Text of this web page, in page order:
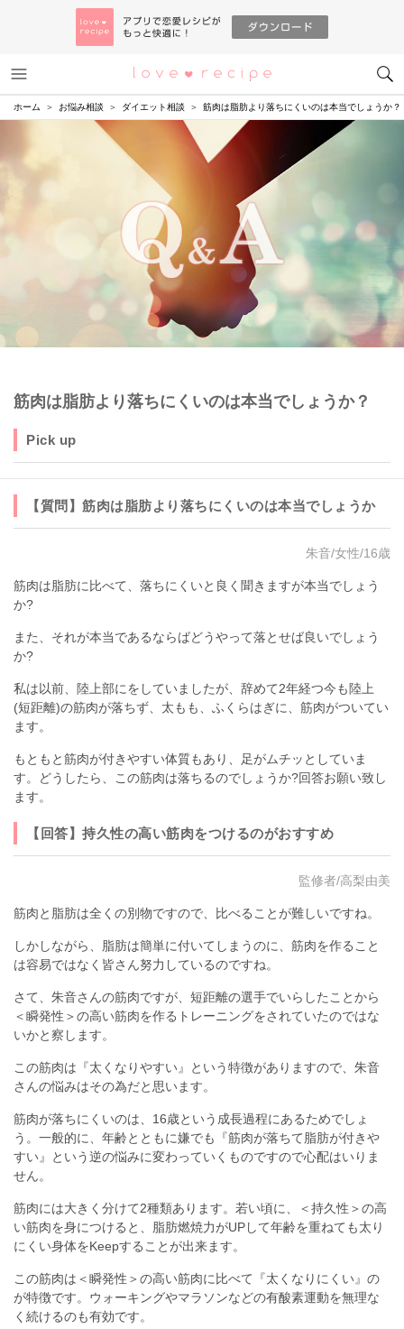
恋愛レシピ
ホーム お悩み相談 ダイエット相談 筋肉は脂肪より落ちにくいのは本当でしょうか？
筋肉は脂肪より落ちにくいのは本当でしょうか？
Pick up
【質問】筋肉は脂肪より落ちにくいのは本当でしょうか
朱音/女性/16歳
筋肉は脂肪に比べて、落ちにくいと良く聞きますが本当でしょう
か?
また、それが本当であるならばどうやって落とせば良いでしょう
か?
私は以前、陸上部にをしていましたが、辞めて2年経つ今も陸上
(短距離)の筋肉が落ちず、太もも、ふくらはぎに、筋肉がついてい
ます。
もともと筋肉が付きやすい体質もあり、足がムチッとしていま
す。どうしたら、この筋肉は落ちるのでしょうか?回答お願い致し
ます。
【回答】持久性の高い筋肉をつけるのがおすすめ
監修者/高梨由美
筋肉と脂肪は全くの別物ですので、比べることが難しいですね。
しかしながら、脂肪は簡単に付いてしまうのに、筋肉を作ること
は容易ではなく皆さん努力しているのですね。
さて、朱音さんの筋肉ですが、短距離の選手でいらしたことから
＜瞬発性＞の高い筋肉を作るトレーニングをされていたのではな
いかと察します。
この筋肉は『太くなりやすい』という特徴がありますので、朱音
さんの悩みはその為だと思います。
筋肉が落ちにくいのは、16歳という成長過程にあるためでしょ
う。一般的に、年齢とともに嫌でも『筋肉が落ちて脂肪が付きや
すい』という逆の悩みに変わっていくものですので心配はいりま
せん。
筋肉には大きく分けて2種類あります。若い頃に、＜持久性＞の高
い筋肉を身につけると、脂肪燃焼力がUPして年齢を重ねても太り
にくい身体をKeepすることが出来ます。
この筋肉は＜瞬発性＞の高い筋肉に比べて『太くなりにくい』の
が特徴です。ウォーキングやマラソンなどの有酸素運動を無理な
く続けるのも有効です。